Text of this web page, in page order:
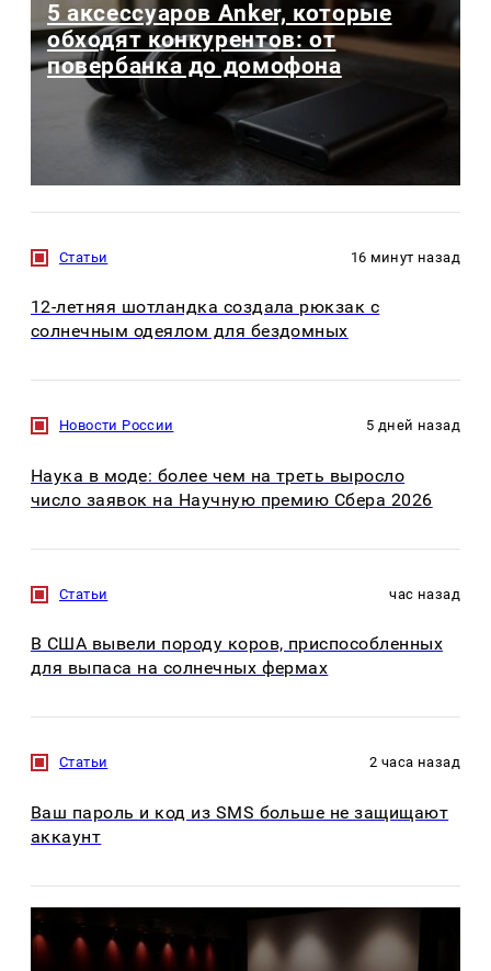
5 аксессуаров Anker, которые
обходят конкурентов: от
повербанка до домофона
Статьи 16 минут назад
12-летняя шотландка создала рюкзак с
солнечным одеялом для бездомных
Новости России 5 дней назад
Наука в моде: более чем на треть выросло
число заявок на Научную премию Сбера 2026
Статьи час назад
В США вывели породу коров, приспособленных
для выпаса на солнечных фермах
Статьи 2 часа назад
Ваш пароль и код из SMS больше не защищают
аккаунт